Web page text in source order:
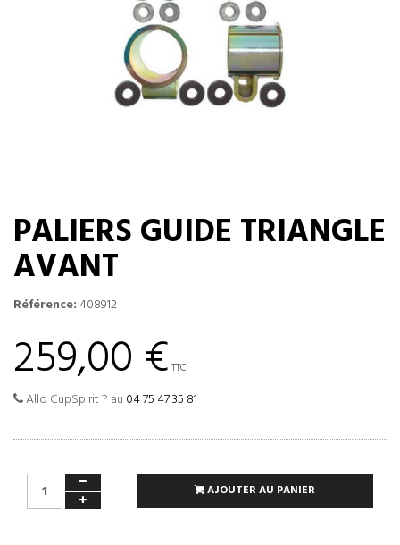
PALIERS GUIDE TRIANGLE
AVANT
Référence: 408912
259,00 € TTC
Allo CupSpirit ? au 04 75 47 35 81
AJOUTER AU PANIER